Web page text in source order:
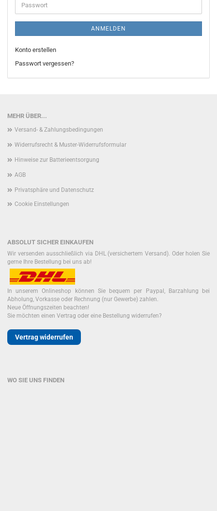
Passwort
ANMELDEN
Konto erstellen
Passwort vergessen?
MEHR ÜBER...
Versand- & Zahlungsbedingungen
Widerrufsrecht & Muster-Widerrufsformular
Hinweise zur Batterieentsorgung
AGB
Privatsphäre und Datenschutz
Cookie Einstellungen
ABSOLUT SICHER EINKAUFEN
Wir versenden ausschließlich via DHL (versichertem Versand). Oder holen Sie
gerne Ihre Bestellung bei uns ab!
In unserem Onlineshop können Sie bequem per Paypal, Barzahlung bei
Abholung, Vorkasse oder Rechnung (nur Gewerbe) zahlen.
Neue Öffnungszeiten beachten!
Sie möchten einen Vertrag oder eine Bestellung widerrufen?
Vertrag widerrufen
WO SIE UNS FINDEN